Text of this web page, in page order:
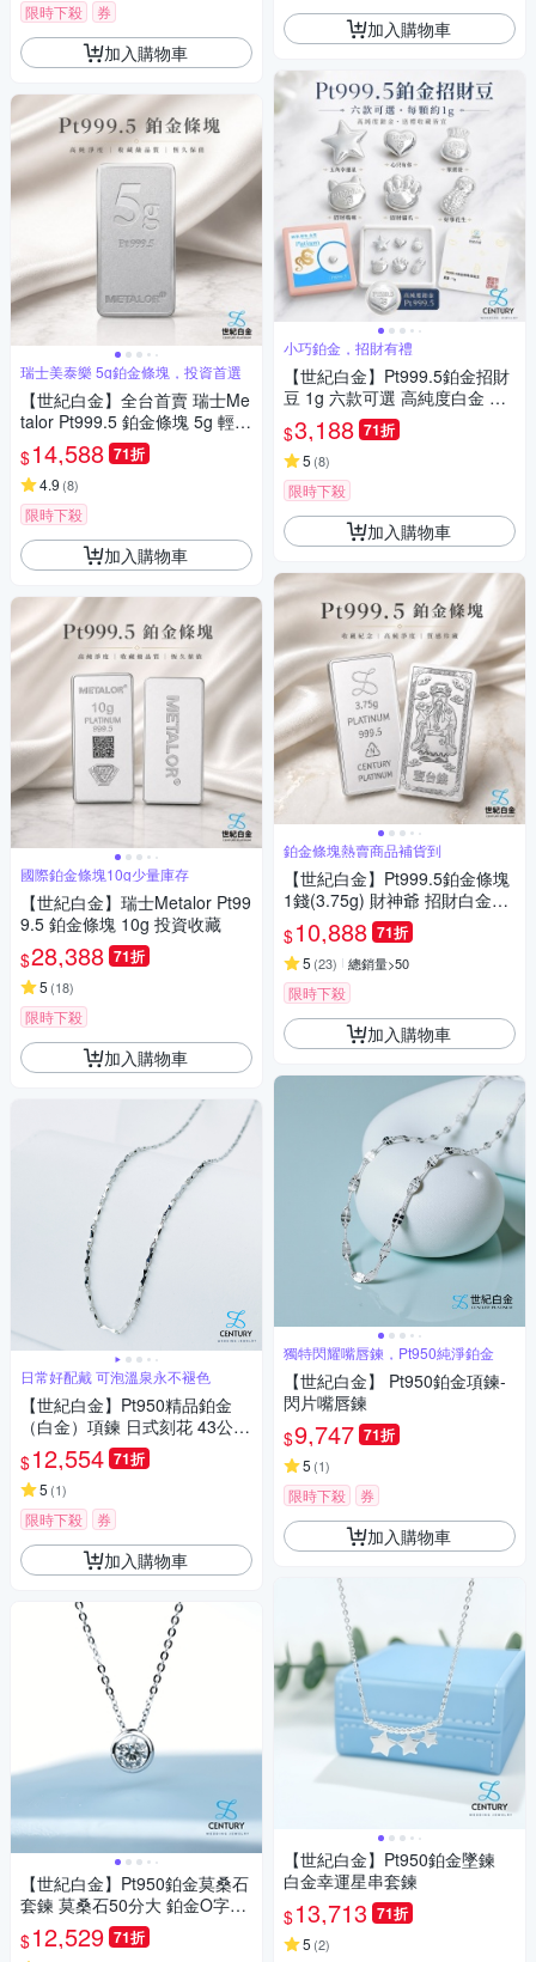
限時下殺 券
加入購物車
瑞士美泰樂 5g鉑金條塊，投資首選
【世紀白金】全台首賣 瑞士Me
talor Pt999.5 鉑金條塊 5g 輕鬆
投資鉑金
$14,588 71折
4.9 (8)
限時下殺
加入購物車
國際鉑金條塊10g少量庫存
【世紀白金】瑞士Metalor Pt99
9.5 鉑金條塊 10g 投資收藏
$28,388 71折
5 (18)
限時下殺
加入購物車
日常好配戴 可泡溫泉永不褪色
【世紀白金】Pt950精品鉑金
（白金）項鍊 日式刻花 43公分
長 （含延長鍊）日常好配戴 泡
溫泉永不褪色 稀有白金永恆純
淨
$12,554 71折
5 (1)
限時下殺 券
加入購物車
【世紀白金】Pt950鉑金莫桑石
套鍊 莫桑石50分大 鉑金O字鍊
可調節長度
$12,529 71折
加入購物車
小巧鉑金，招財有禮
【世紀白金】Pt999.5鉑金招財
豆 1g 六款可選 高純度白金 幸
運星 聚寶袋 招財貓爪 好事花生
送禮收藏
$3,188 71折
5 (8)
限時下殺
加入購物車
鉑金條塊熱賣商品補貨到
【世紀白金】Pt999.5鉑金條塊
1錢(3.75g) 財神爺 招財白金條
塊
$10,888 71折
5 (23) 總銷量>50
限時下殺
加入購物車
獨特閃耀嘴唇鍊，Pt950純淨鉑金
【世紀白金】 Pt950鉑金項鍊-
閃片嘴唇鍊
$9,747 71折
5 (1)
限時下殺 券
加入購物車
【世紀白金】Pt950鉑金墜鍊
白金幸運星串套鍊
$13,713 71折
5 (2)